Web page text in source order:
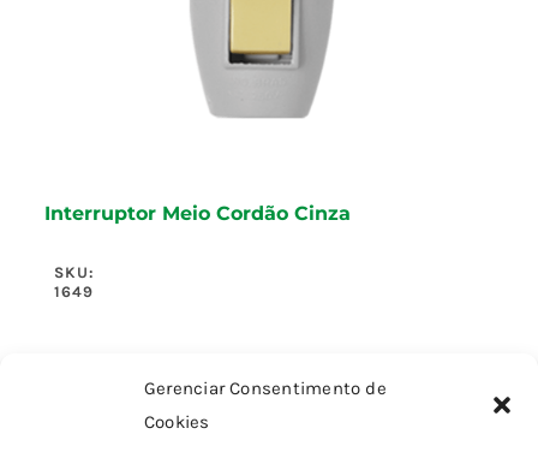
Gerenciar Consentimento de
Cookies
Interruptor Meio Cordão Cinza
SKU:
1649